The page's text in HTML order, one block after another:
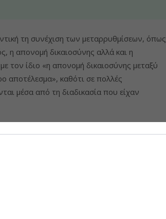
τη συνέχιση των μεταρρυθμίσεων, όπως
η απονομή δικαιοσύνης αλλά και η
τον ίδιο «η απονομή δικαιοσύνης μεταξύ
αποτέλεσμα», καθότι σε πολλές
μέσα από τη διαδικασία που είχαν
ανθεκτικότητα των υποδομών θα
κάτι στο οποίο «σημαντικό ρόλο θα
ασφάλεια των εργοταξίων, καθώς «θα
έργα ή τις συντηρήσεις», φέρνοντας το